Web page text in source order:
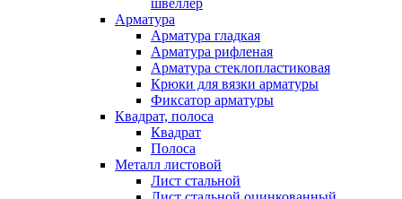
швеллер
Арматура
Арматура гладкая
Арматура рифленая
Арматура стеклопластиковая
Крюки для вязки арматуры
Фиксатор арматуры
Квадрат, полоса
Квадрат
Полоса
Металл листовой
Лист стальной